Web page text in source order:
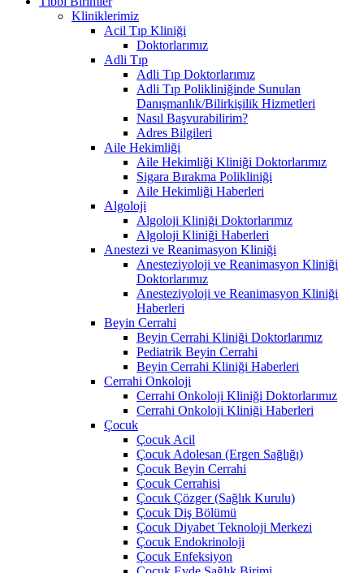
Kliniklerimiz
Acil Tıp Kliniği
Doktorlarımız
Adli Tıp
Adli Tıp Doktorlarımız
Adli Tıp Polikliniğinde Sunulan
Danışmanlık/Bilirkişilik Hizmetleri
Nasıl Başvurabilirim?
Adres Bilgileri
Aile Hekimliği
Aile Hekimliği Kliniği Doktorlarımız
Sigara Bırakma Polikliniği
Aile Hekimliği Haberleri
Algoloji
Algoloji Kliniği Doktorlarımız
Algoloji Kliniği Haberleri
Anestezi ve Reanimasyon Kliniği
Anesteziyoloji ve Reanimasyon Kliniği
Doktorlarımız
Anesteziyoloji ve Reanimasyon Kliniği
Haberleri
Beyin Cerrahi
Beyin Cerrahi Kliniği Doktorlarımız
Pediatrik Beyin Cerrahi
Beyin Cerrahi Kliniği Haberleri
Cerrahi Onkoloji
Cerrahi Onkoloji Kliniği Doktorlarımız
Cerrahi Onkoloji Kliniği Haberleri
Çocuk
Çocuk Acil
Çocuk Adolesan (Ergen Sağlığı)
Çocuk Beyin Cerrahi
Çocuk Cerrahisi
Çocuk Çözger (Sağlık Kurulu)
Çocuk Diş Bölümü
Çocuk Diyabet Teknoloji Merkezi
Çocuk Endokrinoloji
Çocuk Enfeksiyon